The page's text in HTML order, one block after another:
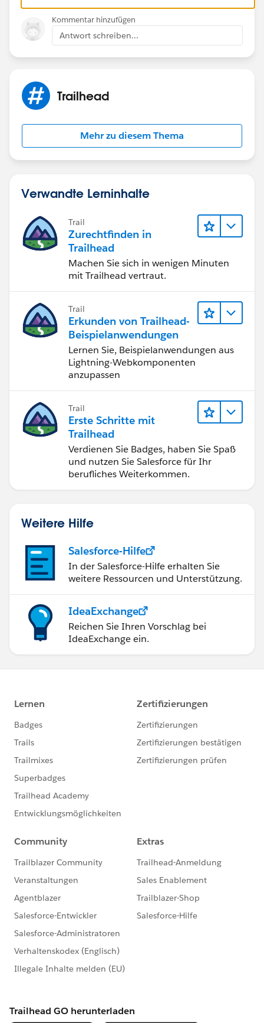
Kommentar hinzufügen
Antwort schreiben...
Trailhead
Mehr zu diesem Thema
Verwandte Lerninhalte
Trail
Zurechtfinden in
Trailhead
Machen Sie sich in wenigen Minuten
mit Trailhead vertraut.
Trail
Erkunden von Trailhead-
Beispielanwendungen
Lernen Sie, Beispielanwendungen aus
Lightning-Webkomponenten
anzupassen
Trail
Erste Schritte mit
Trailhead
Verdienen Sie Badges, haben Sie Spaß
und nutzen Sie Salesforce für Ihr
berufliches Weiterkommen.
Weitere Hilfe
Salesforce-Hilfe
In der Salesforce-Hilfe erhalten Sie
weitere Ressourcen und Unterstützung.
IdeaExchange
Reichen Sie Ihren Vorschlag bei
IdeaExchange ein.